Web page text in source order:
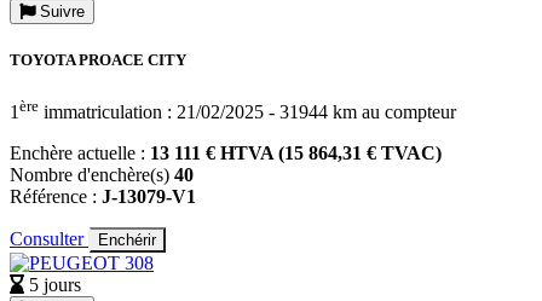
Suivre
TOYOTA PROACE CITY
1 ère immatriculation : 21/02/2025 - 31944 km au compteur
Enchère actuelle : 13 111 € HTVA (15 864,31 € TVAC)
Nombre d'enchère(s) 40
Référence : J-13079-V1
Consulter Enchérir
5 jours